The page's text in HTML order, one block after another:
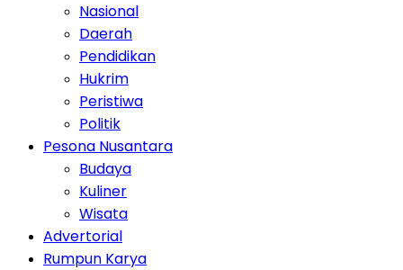
Nasional
Daerah
Pendidikan
Hukrim
Peristiwa
Politik
Pesona Nusantara
Budaya
Kuliner
Wisata
Advertorial
Rumpun Karya